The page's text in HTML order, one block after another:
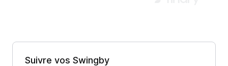
Suivre vos Swingby